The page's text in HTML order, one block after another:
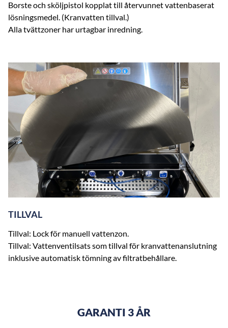
Borste och sköljpistol kopplat till återvunnet vattenbaserat
lösningsmedel. (Kranvatten tillval.)
Alla tvättzoner har urtagbar inredning.
TILLVAL
Tillval: Lock för manuell vattenzon.
Tillval: Vattenventilsats som tillval för kranvattenanslutning
inklusive automatisk tömning av filtratbehållare.
GARANTI 3 ÅR